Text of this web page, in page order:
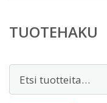
TUOTEHAKU